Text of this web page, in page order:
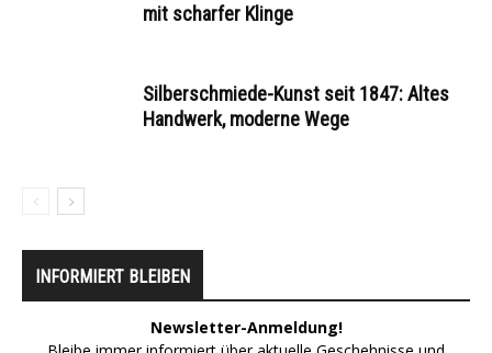
mit scharfer Klinge
Silberschmiede-Kunst seit 1847: Altes
Handwerk, moderne Wege
INFORMIERT BLEIBEN
Newsletter-Anmeldung!